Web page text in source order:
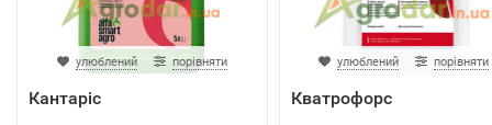
улюблений порівняти
Кантаріс
улюблений порівняти
Кватрофорс